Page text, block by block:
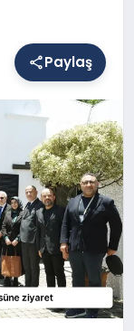
Paylaş